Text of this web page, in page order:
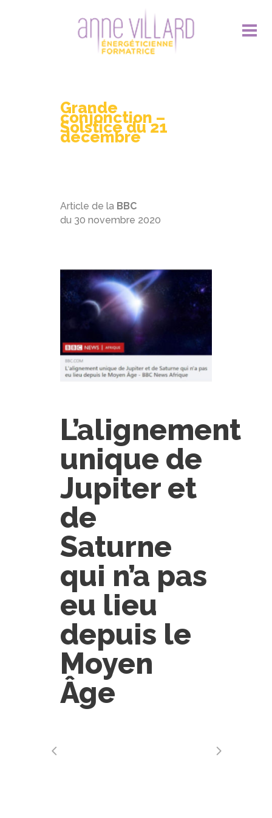
Grande
conjonction –
Solstice du 21
décembre
Article de la BBC
du 30 novembre 2020
L’alignement
unique de
Jupiter et
de
Saturne
qui n’a pas
eu lieu
depuis le
Moyen
Âge